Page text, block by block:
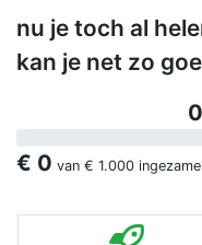
nu je toch al
kan je net zo
€ 0 van € 1.000